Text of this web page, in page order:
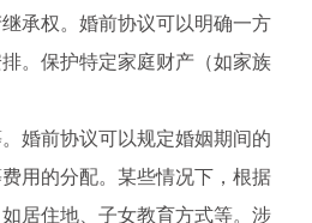
承权。婚前协议可以明确一方
。保护特定家庭财产（如家族
婚前协议可以规定婚姻期间的
用的分配。某些情况下，根据
居住地、子女教育方式等。涉